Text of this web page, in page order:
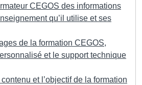
CEGOS des informations
qu’il utilise et ses
de la formation CEGOS,
et le support technique
et l’objectif de la formation